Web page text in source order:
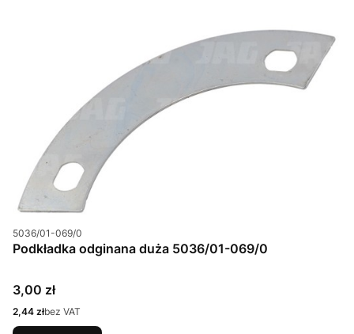
Kod produktu
5036/01-069/0
Podkładka odginana duża 5036/01-069/0
Cena
3,00 zł
Cena
2,44 złbez VAT